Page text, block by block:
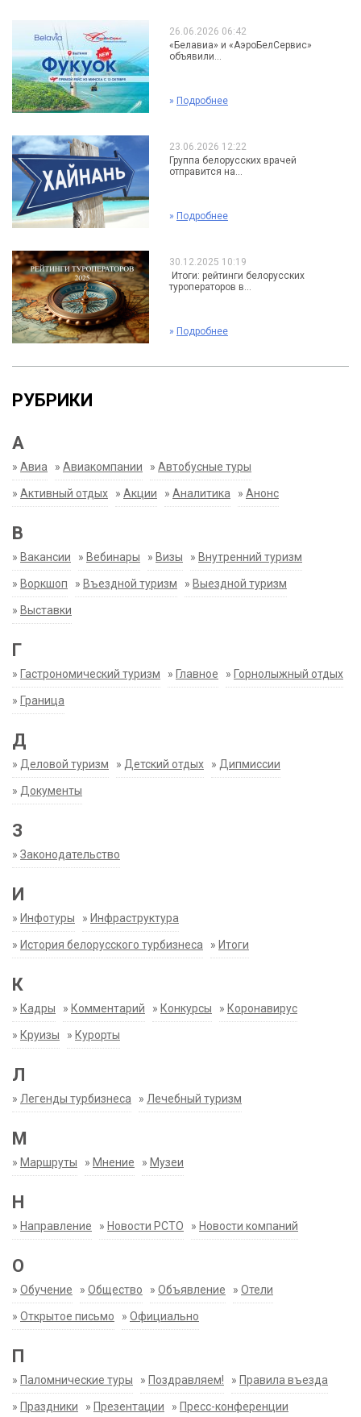
26.06.2026 06:42
«Белавиа» и «АэроБелСервис»
объявили...
» Подробнее
23.06.2026 12:22
Группа белорусских врачей
отправится на...
» Подробнее
30.12.2025 10:19
Итоги: рейтинги белорусских
туроператоров в...
» Подробнее
РУБРИКИ
А
» Авиа » Авиакомпании » Автобусные туры
» Активный отдых » Акции » Аналитика » Анонс
В
» Вакансии » Вебинары » Визы » Внутренний туризм
» Воркшоп » Въездной туризм » Выездной туризм
» Выставки
Г
» Гастрономический туризм » Главное » Горнолыжный отдых
» Граница
Д
» Деловой туризм » Детский отдых » Дипмиссии
» Документы
З
» Законодательство
И
» Инфотуры » Инфраструктура
» История белорусского турбизнеса » Итоги
К
» Кадры » Комментарий » Конкурсы » Коронавирус
» Круизы » Курорты
Л
» Легенды турбизнеса » Лечебный туризм
М
» Маршруты » Мнение » Музеи
Н
» Направление » Новости РСТО » Новости компаний
О
» Обучение » Общество » Объявление » Отели
» Открытое письмо » Официально
П
» Паломнические туры » Поздравляем! » Правила въезда
» Праздники » Презентации » Пресс-конференции